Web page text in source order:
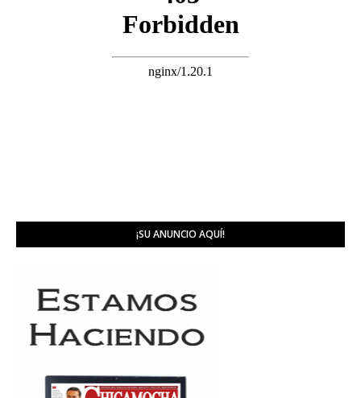
¡SU ANUNCIO AQUÍ!